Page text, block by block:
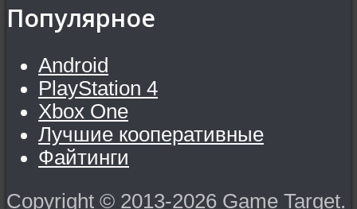
Популярное
Android
PlayStation 4
Xbox One
Лучшие кооперативные
Файтинги
Copyright © 2013-2026 Game Target.